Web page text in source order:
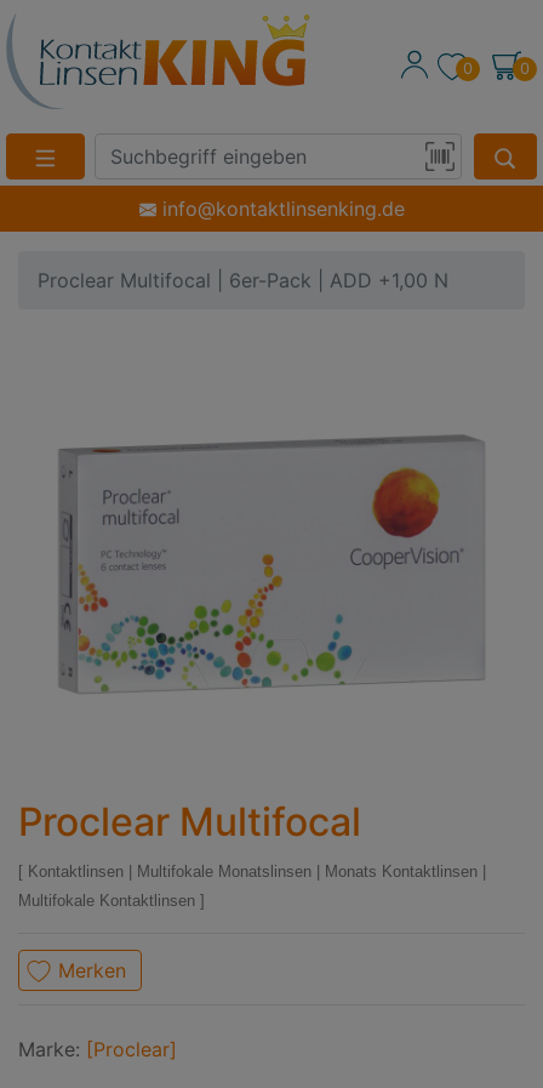
Suche
Eingabefeld
Produktsuche
Scan
0 0
info@kontaktlinsenking.de
Proclear Multifocal | 6er-Pack | ADD +1,00 N
Proclear Multifocal
Kontaktlinsen Multifokale Monatslinsen Monats Kontaktlinsen
Multifokale Kontaktlinsen
Merken
Marke: [Proclear]